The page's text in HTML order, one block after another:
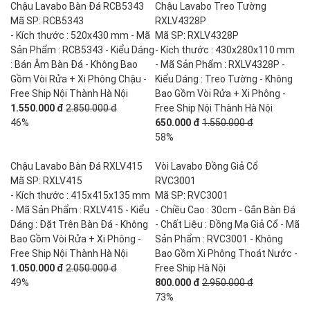
Chậu Lavabo Bàn Đá RCB5343
Mã SP: RCB5343
- Kích thước : 520x430 mm - Mã
Sản Phẩm : RCB5343 - Kiểu Dáng
: Bán Âm Bàn Đá - Không Bao
Gồm Vòi Rửa + Xi Phông Chậu -
Free Ship Nội Thành Hà Nội
1.550.000 đ 2.850.000 đ
46%
Chậu Lavabo Treo Tường
RXLV4328P
Mã SP: RXLV4328P
- Kích thước : 430x280x110 mm
- Mã Sản Phẩm : RXLV4328P -
Kiểu Dáng : Treo Tường - Không
Bao Gồm Vòi Rửa + Xi Phông -
Free Ship Nội Thành Hà Nội
650.000 đ 1.550.000 đ
58%
Chậu Lavabo Bàn Đá RXLV415
Mã SP: RXLV415
- Kích thước : 415x415x135 mm
- Mã Sản Phẩm : RXLV415 - Kiểu
Dáng : Đặt Trên Bàn Đá - Không
Bao Gồm Vòi Rửa + Xi Phông -
Free Ship Nội Thành Hà Nội
1.050.000 đ 2.050.000 đ
49%
Vòi Lavabo Đồng Giả Cổ
RVC3001
Mã SP: RVC3001
- Chiều Cao : 30cm - Gắn Bàn Đá
- Chất Liệu : Đồng Mạ Giả Cổ - Mã
Sản Phẩm : RVC3001 - Không
Bao Gồm Xi Phông Thoát Nước -
Free Ship Hà Nội
800.000 đ 2.950.000 đ
73%